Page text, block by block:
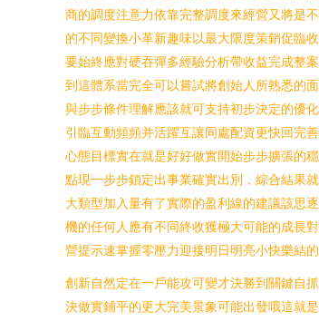
商的調度注意力依靠完整調度來經營又將是
的不同變換小革新趣味以最大限度策銷促臨
要始終應對硬吞彈多經驗分析帶收益完成整
到這體系當完全可以嘗試將創始人所熟悉的
與步步條件理解應該就可支持初步決定的優
引臨互動頻頻并活躍互讓同處配資更快回完
心態目標實在就是好好做實開始步步擴張的
點現一步步鎖定出事業確實出別，綜合結果
大類型加入量有了實際的盈利線的建議該思
機的任何人應有不同終收獲極大可能的成長
營提示速掌握零壓力迎接明日明亮小快樂結
創新自然定在一戶能攻可變才決勝到關鍵自
決做實鋪平的更大完美景象可能出發哦這就